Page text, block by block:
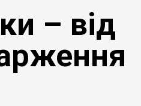
– від